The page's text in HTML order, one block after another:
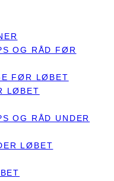
OG RÅD FØR
FØR LØBET
LØBET
OG RÅD UNDER
LØBET